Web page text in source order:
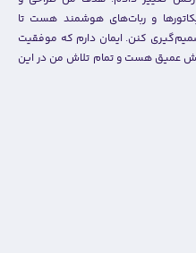
و ربات‌های هوشمند هست تا
کنن. ایمان دارم که موفقیت
عمیق هست و تمام تلاش من در این